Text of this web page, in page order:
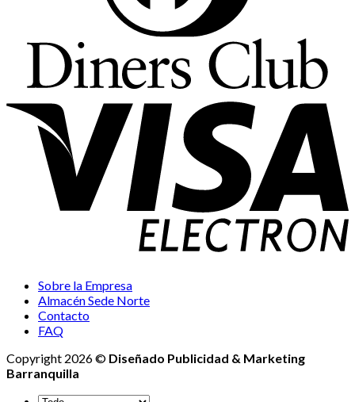
Sobre la Empresa
Almacén Sede Norte
Contacto
FAQ
Copyright 2026 © Diseñado Publicidad & Marketing
Barranquilla